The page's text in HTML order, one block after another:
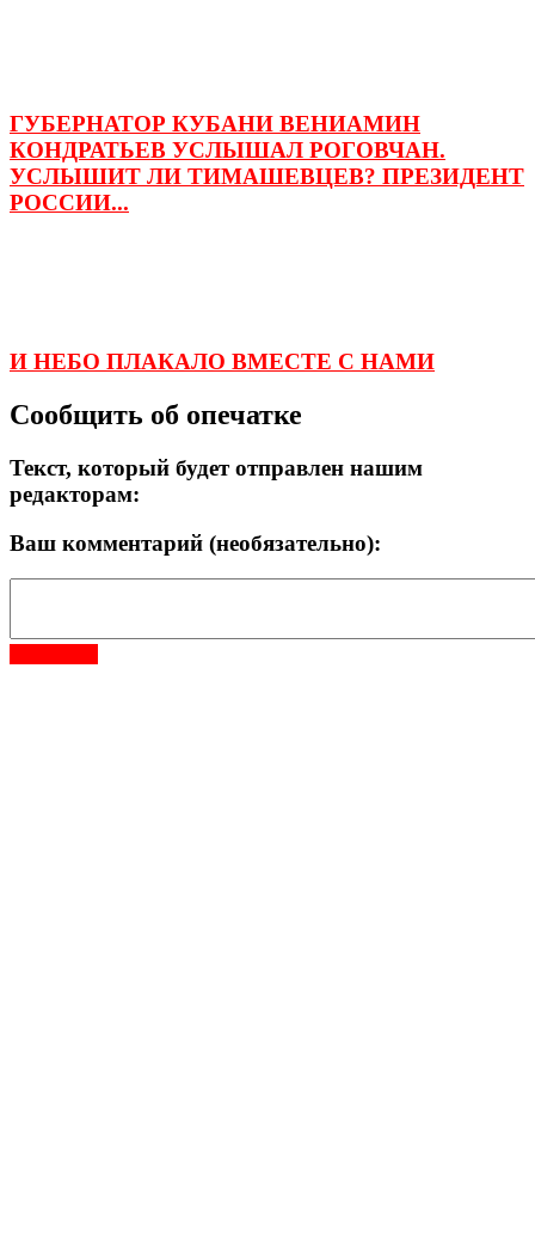
ГУБЕРНАТОР КУБАНИ ВЕНИАМИН
КОНДРАТЬЕВ УСЛЫШАЛ РОГОВЧАН.
УСЛЫШИТ ЛИ ТИМАШЕВЦЕВ? ПРЕЗИДЕНТ
РОССИИ...
И НЕБО ПЛАКАЛО ВМЕСТЕ С НАМИ
Сообщить об опечатке
Текст, который будет отправлен нашим
редакторам:
Ваш комментарий (необязательно):